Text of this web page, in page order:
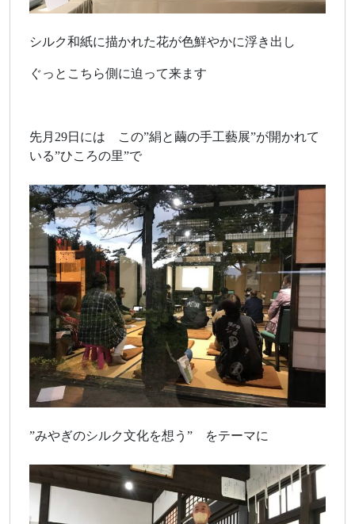
シルク和紙に描かれた花が色鮮やかに浮き出し
ぐっとこちら側に迫って来ます
先月29日には この”絹と繭の手工藝展”が開かれて
いる”ひころの里”で
”みやぎのシルク文化を想う” をテーマに